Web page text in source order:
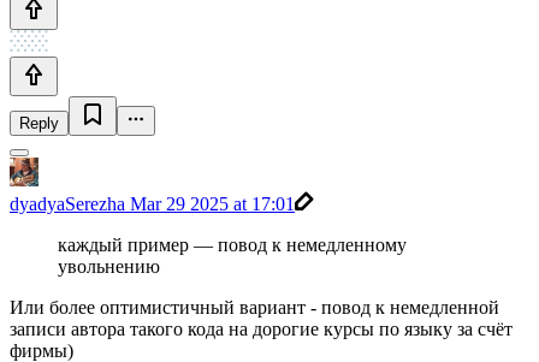
Reply
dyadyaSerezha Mar 29 2025 at 17:01
каждый пример — повод к немедленному
увольнению
Или более оптимистичный вариант - повод к немедленной
записи автора такого кода на дорогие курсы по языку за счёт
фирмы)